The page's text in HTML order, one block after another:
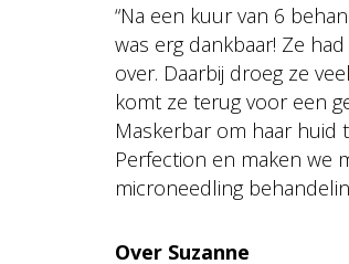
“Na een kuur van 6
was erg dankbaar! Ze
over. Daarbij droeg ze
komt ze terug voor een
Maskerbar om haar huid
Perfection en maken we
microneedling
Over Suzanne